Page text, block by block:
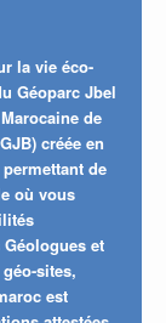
la vie éco-
Géoparc Jbel
de
créée en
de
où vous
et
sites,
est